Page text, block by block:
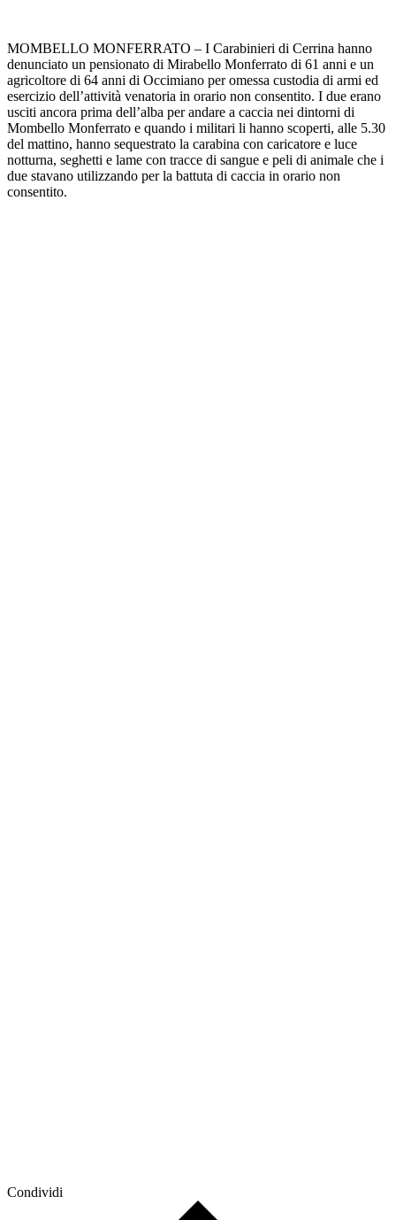
MOMBELLO MONFERRATO – I Carabinieri di Cerrina hanno
denunciato un pensionato di Mirabello Monferrato di 61 anni e un
agricoltore di 64 anni di Occimiano per omessa custodia di armi ed
esercizio dell’attività venatoria in orario non consentito. I due erano
usciti ancora prima dell’alba per andare a caccia nei dintorni di
Mombello Monferrato e quando i militari li hanno scoperti, alle 5.30
del mattino, hanno sequestrato la carabina con caricatore e luce
notturna, seghetti e lame con tracce di sangue e peli di animale che i
due stavano utilizzando per la battuta di caccia in orario non
consentito.
Condividi